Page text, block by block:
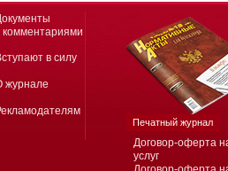
Договор-оферта
услуг
комментариями
в силу
журнале
Печатный журнал